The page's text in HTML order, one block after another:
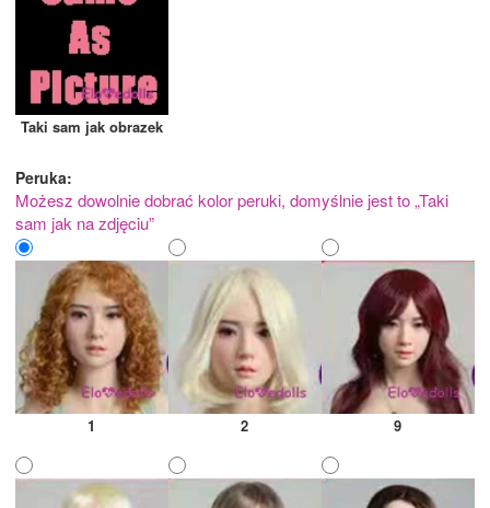
Taki sam jak obrazek
Peruka:
Możesz dowolnie dobrać kolor peruki, domyślnie jest to „Taki
sam jak na zdjęciu”
1 2 9